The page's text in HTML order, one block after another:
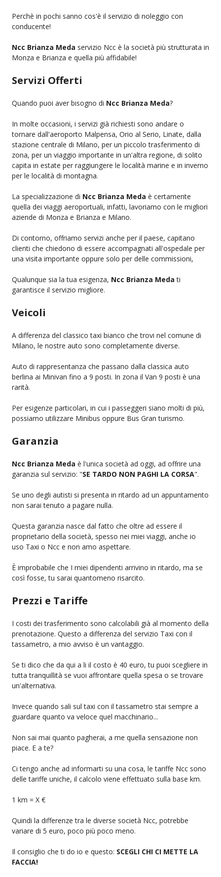
Perchè in pochi sanno cos'è il servizio di noleggio con
conducente!
Ncc Brianza Meda servizio Ncc è la società più strutturata in
Monza e Brianza e quella più affidabile!
Servizi Offerti
Quando puoi aver bisogno di Ncc Brianza Meda?
In molte occasioni, i servizi già richiesti sono andare o
tornare dall'aeroporto Malpensa, Orio al Serio, Linate, dalla
stazione centrale di Milano, per un piccolo trasferimento di
zona, per un viaggio importante in un'altra regione, di solito
capita in estate per raggiungere le località marine e in inverno
per le località di montagna.
La specializzazione di Ncc Brianza Meda è certamente
quella dei viaggi aeroportuali, infatti, lavoriamo con le migliori
aziende di Monza e Brianza e Milano.
Di contorno, offriamo servizi anche per il paese, capitano
clienti che chiedono di essere accompagnati all'ospedale per
una visita importante oppure solo per delle commissioni,
Qualunque sia la tua esigenza, Ncc Brianza Meda ti
garantisce il servizio migliore.
Veicoli
A differenza del classico taxi bianco che trovi nel comune di
Milano, le nostre auto sono completamente diverse.
Auto di rappresentanza che passano dalla classica auto
berlina ai Minivan fino a 9 posti. In zona il Van 9 posti è una
rarità.
Per esigenze particolari, in cui i passeggeri siano molti di più,
possiamo utilizzare Minibus oppure Bus Gran turismo.
Garanzia
Ncc Brianza Meda è l'unica società ad oggi, ad offrire una
garanzia sul servizio: "SE TARDO NON PAGHI LA CORSA".
Se uno degli autisti si presenta in ritardo ad un appuntamento
non sarai tenuto a pagare nulla.
Questa garanzia nasce dal fatto che oltre ad essere il
proprietario della società, spesso nei miei viaggi, anche io
uso Taxi o Ncc e non amo aspettare.
È improbabile che I miei dipendenti arrivino in ritardo, ma se
così fosse, tu sarai quantomeno risarcito.
Prezzi e Tariffe
I costi dei trasferimento sono calcolabili già al momento della
prenotazione. Questo a differenza del servizio Taxi con il
tassametro, a mio avviso è un vantaggio.
Se ti dico che da qui a li il costo è 40 euro, tu puoi scegliere in
tutta tranquillità se vuoi affrontare quella spesa o se trovare
un'alternativa.
Invece quando sali sul taxi con il tassametro stai sempre a
guardare quanto va veloce quel macchinario...
Non sai mai quanto pagherai, a me quella sensazione non
piace. E a te?
Ci tengo anche ad informarti su una cosa, le tariffe Ncc sono
delle tariffe uniche, il calcolo viene effettuato sulla base km.
1 km = X €
Quindi la differenze tra le diverse società Ncc, potrebbe
variare di 5 euro, poco più poco meno.
Il consiglio che ti do io e questo: SCEGLI CHI CI METTE LA
FACCIA!